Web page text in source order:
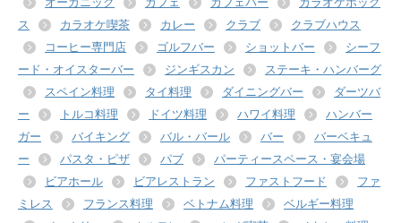
ス
カラオケ喫茶 カレー クラブ
クラブハウス
コーヒー専門店
ゴルフバー ショットバー
シーフ
ード・オイスターバー
ジンギスカン
ステーキ・ハンバーグ
スペイン料理
タイ料理 ダイニングバー
ダーツバ
ー
トルコ料理 ドイツ料理 ハワイ料理
ハンバー
ガー
バイキング バル・バール バー
バーベキュ
ー
パスタ・ピザ パブ
パーティースペース・宴会場
ビアホール
ビアレストラン ファストフード
ファ
ミレス
フランス料理 ベトナム料理
ベルギー料理